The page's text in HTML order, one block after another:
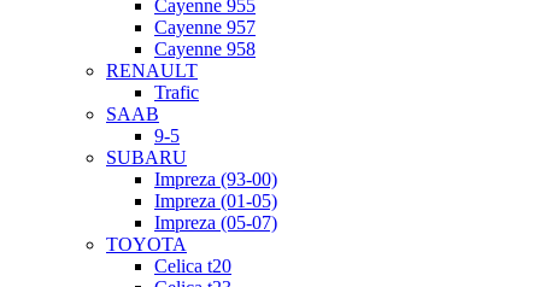
Cayenne 955
Cayenne 957
Cayenne 958
RENAULT
Trafic
SAAB
9-5
SUBARU
Impreza (93-00)
Impreza (01-05)
Impreza (05-07)
TOYOTA
Celica t20